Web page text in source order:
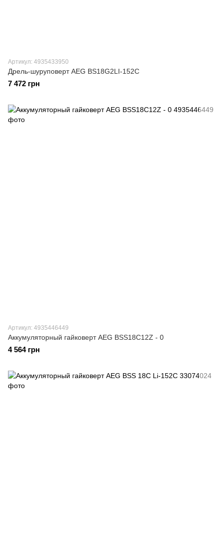
Артикул: 4935433950
Дрель-шуруповерт AEG BS18G2LI-152C
7 472 грн
Артикул: 4935446449
Аккумуляторный гайковерт AEG BSS18C12Z - 0
4 564 грн